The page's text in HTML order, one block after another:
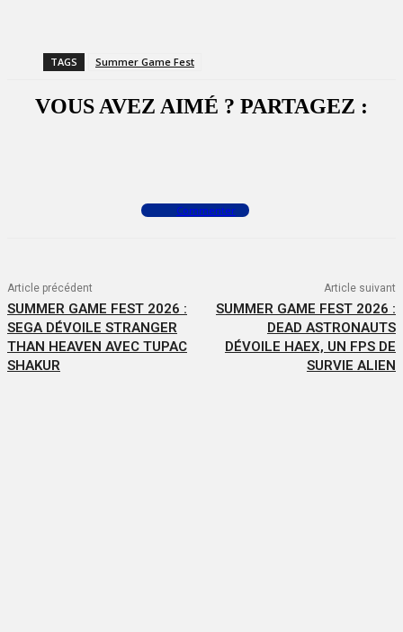
TAGS Summer Game Fest
VOUS AVEZ AIMÉ ? PARTAGEZ :
Commenter
Article précédent
SUMMER GAME FEST 2026 :
SEGA DÉVOILE STRANGER
THAN HEAVEN AVEC TUPAC
SHAKUR
Article suivant
SUMMER GAME FEST 2026 :
DEAD ASTRONAUTS
DÉVOILE HAEX, UN FPS DE
SURVIE ALIEN